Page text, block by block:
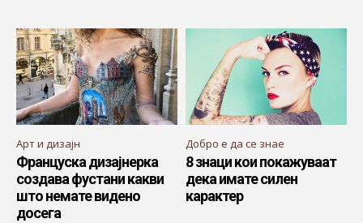
Арт и дизајн
Француска дизајнерка
создава фустани какви
што немате видено
досега
Добро е да се знае
8 знаци кои покажуваат
дека имате силен
карактер